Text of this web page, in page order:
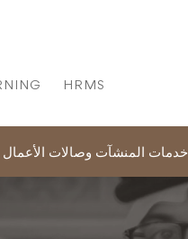
HRMS
خدمات المنشآت وصالات الأعمال